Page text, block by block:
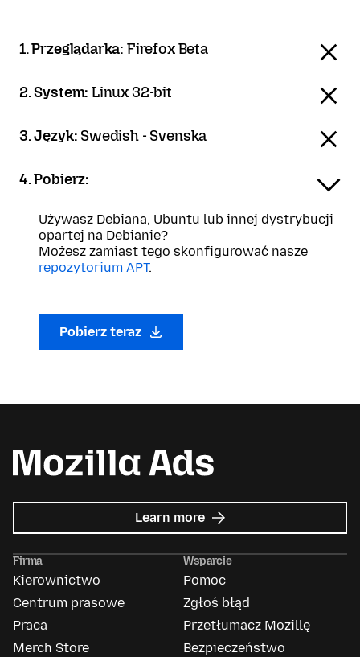
1. Przeglądarka: Firefox Beta
2. System:Linux 32-bit
3. Język: Swedish - Svenska
4. Pobierz:
Używasz Debiana, Ubuntu lub innej dystrybucji
opartej na Debianie?
Możesz zamiast tego skonfigurować nasze
repozytorium APT.
Pobierz teraz
Learn more about
Mozilla
Firma
Kierownictwo
Centrum prasowe
Praca
Merch Store
Wsparcie
Pomoc
Zgłoś błąd
Przetłumacz Mozillę
Bezpieczeństwo